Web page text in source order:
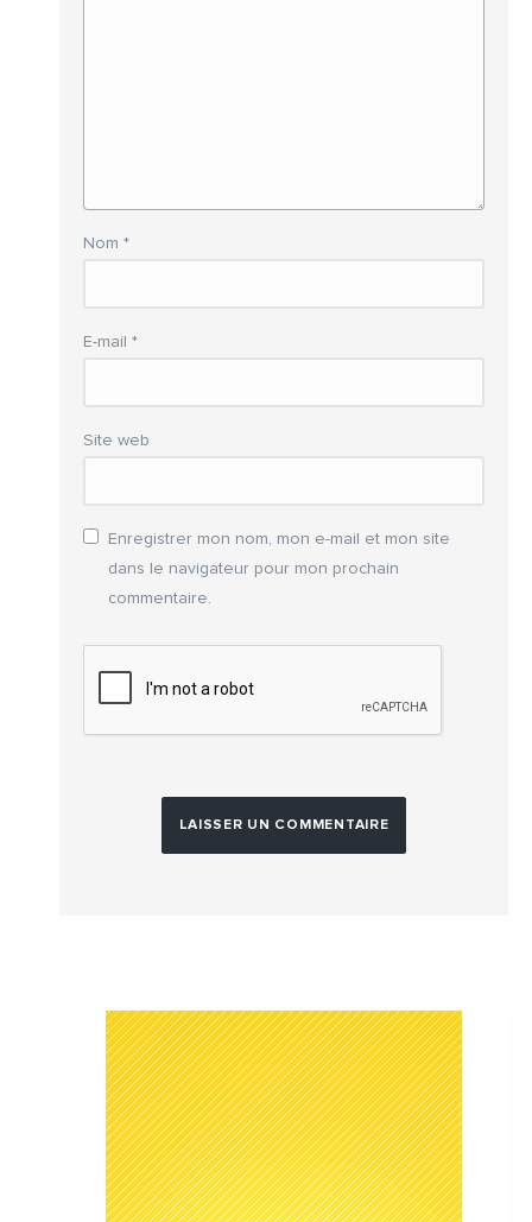
Nom *
E-mail *
Site web
Enregistrer mon nom, mon e-mail et mon site
dans le navigateur pour mon prochain
commentaire.